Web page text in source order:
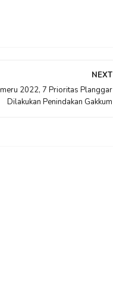
NEXT
2022, 7 Prioritas Planggar
Dilakukan Penindakan Gakkum